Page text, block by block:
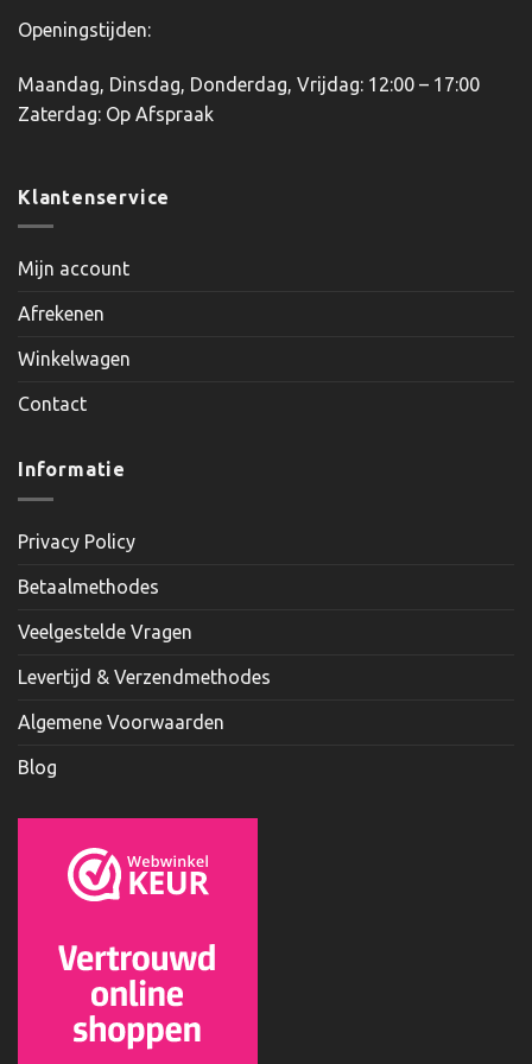
Openingstijden:
Maandag, Dinsdag, Donderdag, Vrijdag: 12:00 – 17:00
Zaterdag: Op Afspraak
Klantenservice
Mijn account
Afrekenen
Winkelwagen
Contact
Informatie
Privacy Policy
Betaalmethodes
Veelgestelde Vragen
Levertijd & Verzendmethodes
Algemene Voorwaarden
Blog